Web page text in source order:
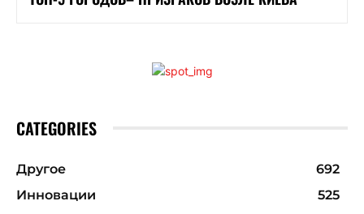
CATEGORIES
Другое
692
Инновации
525